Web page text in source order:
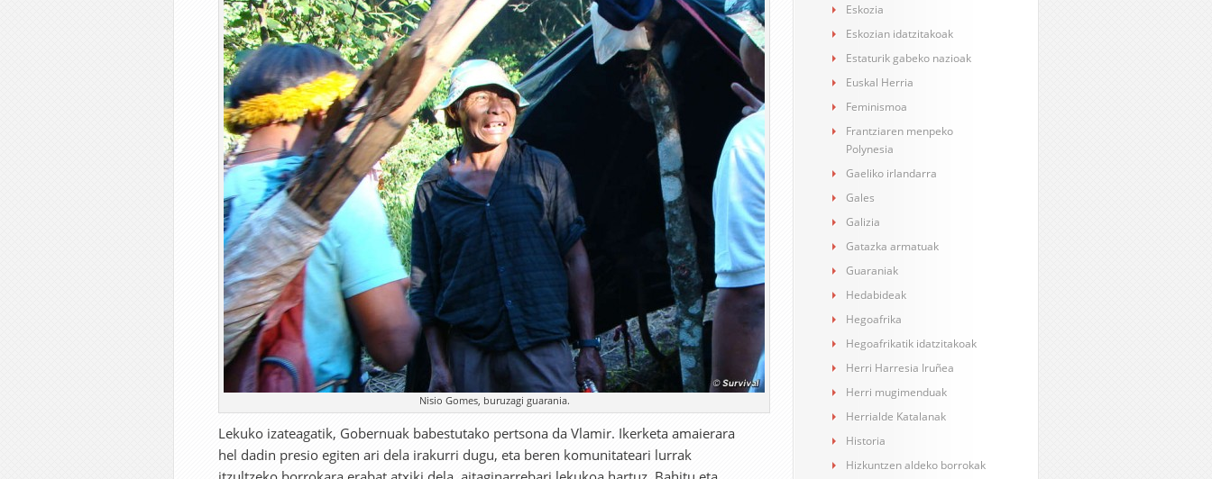
Nisio Gomes, buruzagi guarania.
Lekuko izateagatik, Gobernuak babestutako pertsona da Vlamir. Ikerketa amaierara
hel dadin presio egiten ari dela irakurri dugu, eta beren komunitateari lurrak
Eskozia
Eskozian idatzitakoak
Estaturik gabeko nazioak
Euskal Herria
Feminismoa
Frantziaren menpeko
Polynesia
Gaeliko irlandarra
Gales
Galizia
Gatazka armatuak
Guaraniak
Hedabideak
Hegoafrika
Hegoafrikatik idatzitakoak
Herri Harresia Iruñea
Herri mugimenduak
Herrialde Katalanak
Historia
Hizkuntzen aldeko borrokak